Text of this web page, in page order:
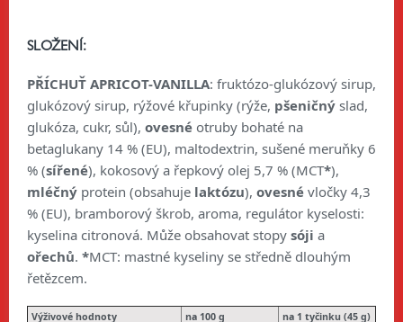
SLOŽENÍ:
PŘÍCHUŤ APRICOT-VANILLA: fruktózo-glukózový sirup,
glukózový sirup, rýžové křupinky (rýže, pšeničný slad,
glukóza, cukr, sůl), ovesné otruby bohaté na
betaglukany 14 % (EU), maltodextrin, sušené meruňky 6
% (sířené), kokosový a řepkový olej 5,7 % (MCT*),
mléčný protein (obsahuje laktózu), ovesné vločky 4,3
% (EU), bramborový škrob, aroma, regulátor kyselosti:
kyselina citronová. Může obsahovat stopy sóji a
ořechů. *MCT: mastné kyseliny se středně dlouhým
řetězcem.
Výživové hodnoty na 100 g
na 1 tyčinku (45 g)